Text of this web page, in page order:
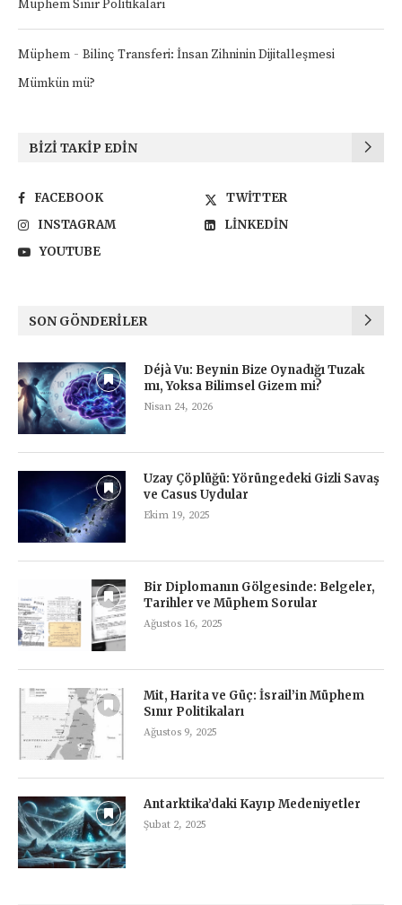
Müphem Sınır Politikaları
Müphem - Bilinç Transferi: İnsan Zihninin Dijitalleşmesi
Mümkün mü?
BIZI TAKIP EDIN
FACEBOOK
TWITTER
INSTAGRAM
LINKEDIN
YOUTUBE
SON GÖNDERILER
Déjà Vu: Beynin Bize Oynadığı Tuzak
mı, Yoksa Bilimsel Gizem mi?
Nisan 24, 2026
Uzay Çöplüğü: Yörüngedeki Gizli Savaş
ve Casus Uydular
Ekim 19, 2025
Bir Diplomanın Gölgesinde: Belgeler,
Tarihler ve Müphem Sorular
Ağustos 16, 2025
Mit, Harita ve Güç: İsrail’in Müphem
Sınır Politikaları
Ağustos 9, 2025
Antarktika’daki Kayıp Medeniyetler
Şubat 2, 2025